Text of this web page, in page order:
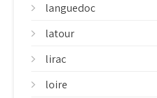
languedoc
latour
lirac
loire